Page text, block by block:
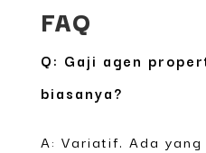
FAQ
Q: Gaji agen
biasanya?
A: Variatif. Ada